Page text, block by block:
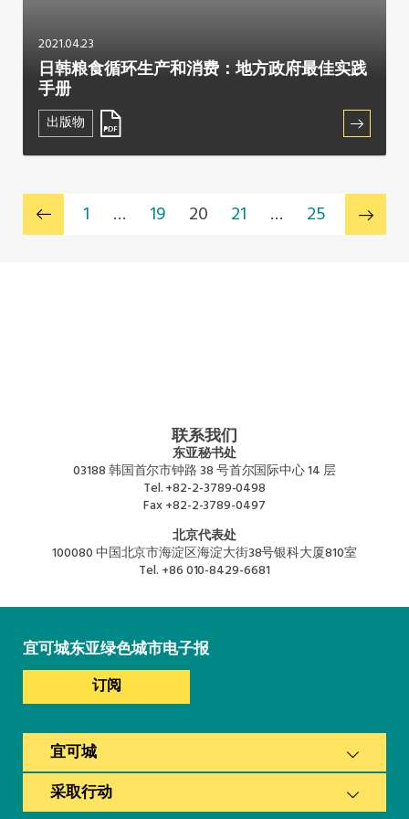
2021.04.23
日韩粮食循环生产和消费：地方政府最佳实践
手册
出版物
1 … 19 20 21 … 25
联系我们
东亚秘书处
03188 韩国首尔市钟路 38 号首尔国际中心 14 层
Tel.+82-2-3789-0498
Fax+82-2-3789-0497
北京代表处
100080 中国北京市海淀区海淀大街38号银科大厦810室
Tel. +86 010-8429-6681
宜可城东亚绿色城市电子报
订阅
宜可城
采取行动